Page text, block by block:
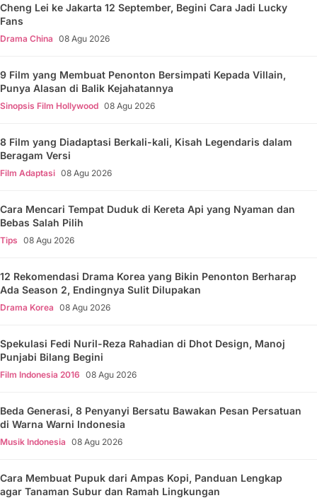
Cheng Lei ke Jakarta 12 September, Begini Cara Jadi Lucky
Fans
Drama China 08 Agu 2026
9 Film yang Membuat Penonton Bersimpati Kepada Villain,
Punya Alasan di Balik Kejahatannya
Sinopsis Film Hollywood 08 Agu 2026
8 Film yang Diadaptasi Berkali-kali, Kisah Legendaris dalam
Beragam Versi
Film Adaptasi 08 Agu 2026
Cara Mencari Tempat Duduk di Kereta Api yang Nyaman dan
Bebas Salah Pilih
Tips 08 Agu 2026
12 Rekomendasi Drama Korea yang Bikin Penonton Berharap
Ada Season 2, Endingnya Sulit Dilupakan
Drama Korea 08 Agu 2026
Spekulasi Fedi Nuril-Reza Rahadian di Dhot Design, Manoj
Punjabi Bilang Begini
Film Indonesia 2016 08 Agu 2026
Beda Generasi, 8 Penyanyi Bersatu Bawakan Pesan Persatuan
di Warna Warni Indonesia
Musik Indonesia 08 Agu 2026
Cara Membuat Pupuk dari Ampas Kopi, Panduan Lengkap
agar Tanaman Subur dan Ramah Lingkungan